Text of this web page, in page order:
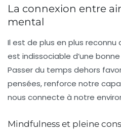
La connexion entre
mental
Il est de plus en plus
est indissociable d’une
Passer du temps dehors
pensées, renforce notre
nous connecte à notre
Mindfulness et pleine